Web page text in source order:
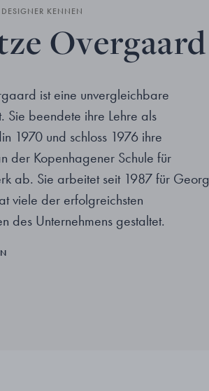
KENNEN
Overgaard
ist eine unvergleichbare
Sie beendete ihre Lehre als
1970 und schloss 1976 ihre
der Kopenhagener Schule für
ab. Sie arbeitet seit 1987 für Georg
viele der erfolgreichsten
des Unternehmens gestaltet.